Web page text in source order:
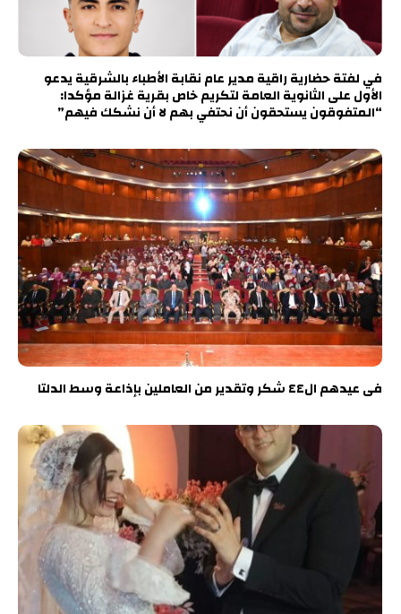
في لفتة حضارية راقية مدير عام نقابة الأطباء بالشرقية يدعو
الأول على الثانوية العامة لتكريم خاص بقرية غزالة مؤكدا:
“المتفوقون يستحقون أن نحتفي بهم لا أن نشكك فيهم”
فى عيدهم ال٤٤ شكر وتقدير من العاملين بإذاعة وسط الدلتا